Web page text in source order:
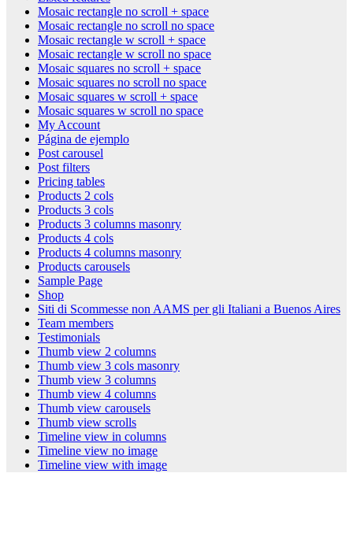
Mosaic rectangle no scroll + space
Mosaic rectangle no scroll no space
Mosaic rectangle w scroll + space
Mosaic rectangle w scroll no space
Mosaic squares no scroll + space
Mosaic squares no scroll no space
Mosaic squares w scroll + space
Mosaic squares w scroll no space
My Account
Página de ejemplo
Post carousel
Post filters
Pricing tables
Products 2 cols
Products 3 cols
Products 3 columns masonry
Products 4 cols
Products 4 columns masonry
Products carousels
Sample Page
Shop
Siti di Scommesse non AAMS per gli Italiani a Buenos Aires
Team members
Testimonials
Thumb view 2 columns
Thumb view 3 cols masonry
Thumb view 3 columns
Thumb view 4 columns
Thumb view carousels
Thumb view scrolls
Timeline view in columns
Timeline view no image
Timeline view with image